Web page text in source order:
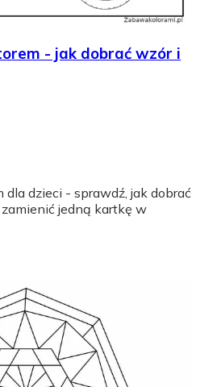
- jak dobrać wzór i
dla dzieci - sprawdź, jak dobrać
jedną kartkę w